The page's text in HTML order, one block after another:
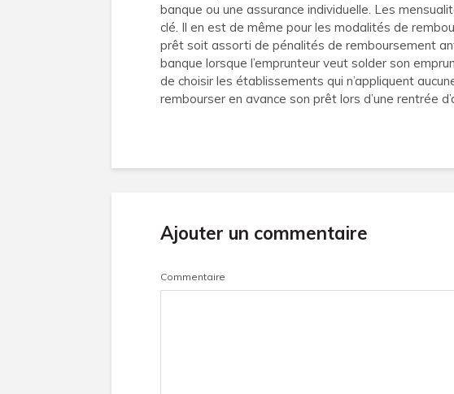
banque ou une assurance individuelle. Les
clé. Il en est de même pour les modalités de
prêt soit assorti de pénalités de remboursement
banque lorsque l’emprunteur veut solder son
de choisir les établissements qui n’appliquent
rembourser en avance son prêt lors d’une rentrée
Ajouter un commentaire
Commentaire